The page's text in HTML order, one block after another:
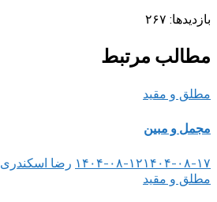
بازدیدها: ۲۶۷
مطالب مرتبط
مطلق و مقید
مجمل و مبین
۱۴۰۴-۰۸-۱۲۱۴۰۴-۰۸-۱۷
رضا اسکندری
مطلق و مقید